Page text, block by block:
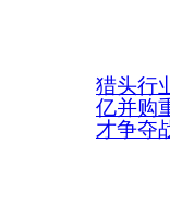
猎头行
亿并购
才争夺